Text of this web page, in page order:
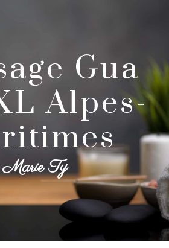
Alpes-
Marie Ty
cookies